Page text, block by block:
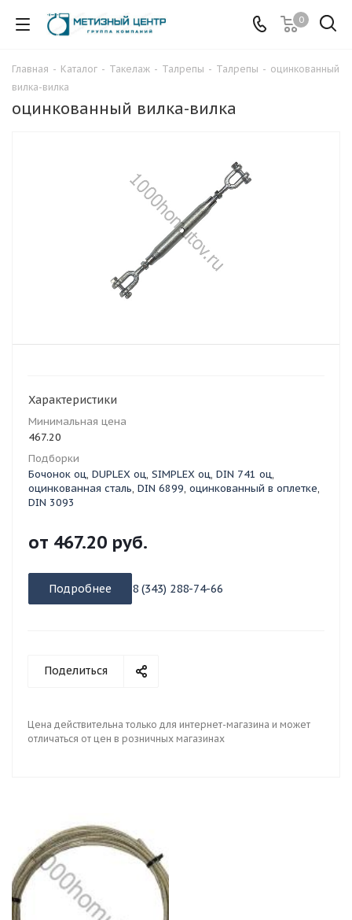
0
Главная - Каталог - Такелаж - Талрепы - Талрепы - оцинкованный
вилка-вилка
оцинкованный вилка-вилка
Характеристики
Минимальная цена
467.20
Подборки
Бочонок оц, DUPLEX оц, SIMPLEX оц, DIN 741 оц,
оцинкованная сталь, DIN 6899, оцинкованный в оплетке,
DIN 3093
от 467.20 руб.
Подробнее 8 (343) 288-74-66
Поделиться
Цена действительна только для интернет-магазина и может
отличаться от цен в розничных магазинах